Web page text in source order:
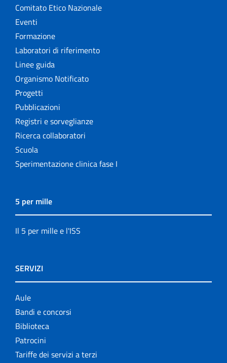
Comitato Etico Nazionale
Eventi
Formazione
Laboratori di riferimento
Linee guida
Organismo Notificato
Progetti
Pubblicazioni
Registri e sorveglianze
Ricerca collaboratori
Scuola
Sperimentazione clinica fase I
5 per mille
Il 5 per mille e l'ISS
SERVIZI
Aule
Bandi e concorsi
Biblioteca
Patrocini
Tariffe dei servizi a terzi